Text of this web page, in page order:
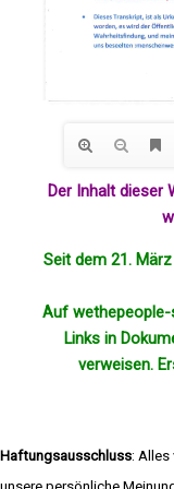
Der Inhalt dieser
Seit dem 21.
Auf
Links in
verweisen.
Haftungsausschluss: